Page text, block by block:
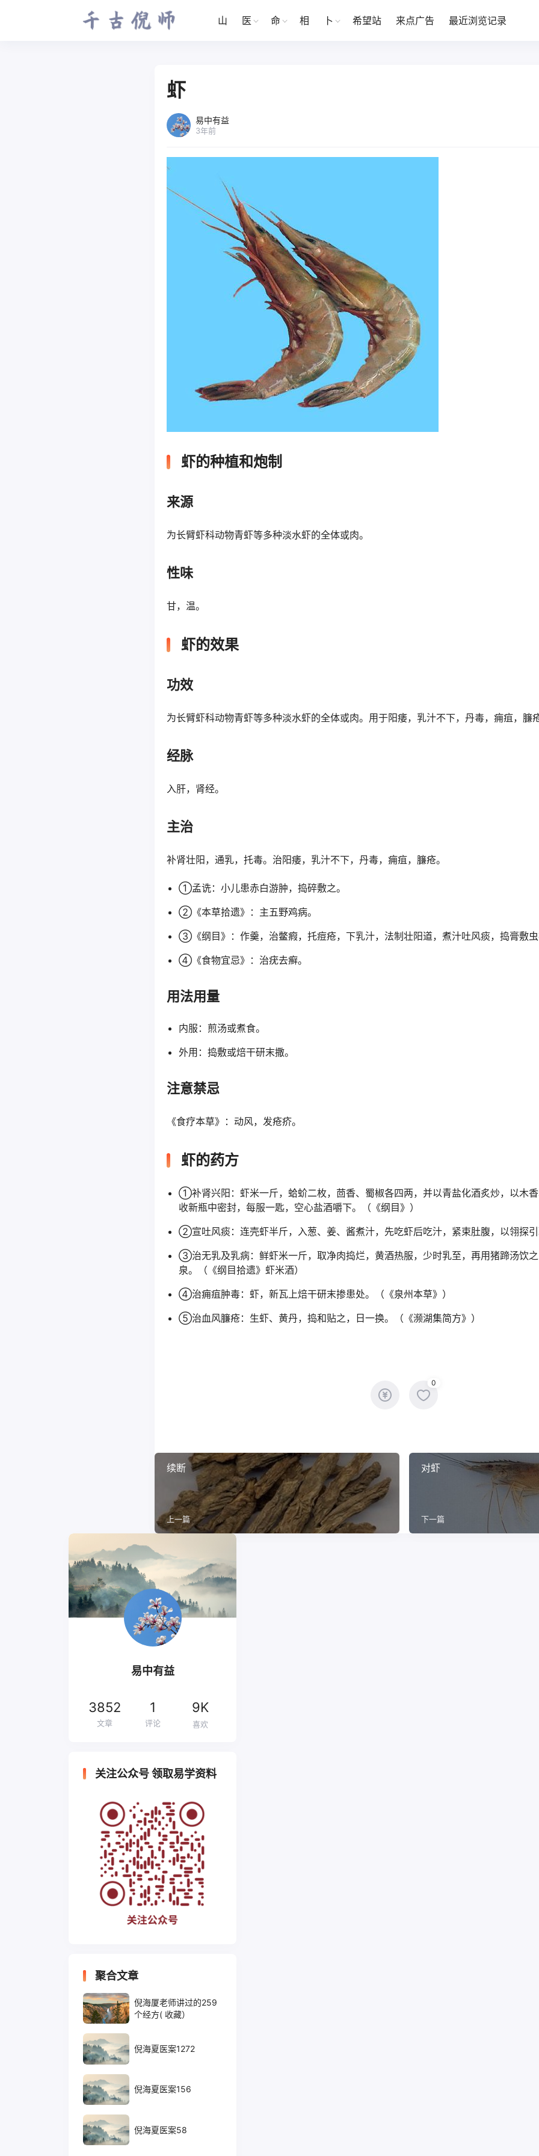
山 医 命 相 卜 希望站 来点广告 最近浏览记录
虾
易中有益
3年前
虾的种植和炮制
来源
为长臂虾科动物青虾等多种淡水虾的全体或肉。
性味
甘，温。
虾的效果
功效
为长臂虾科动物青虾等多种淡水虾的全体或肉。用于阳痿，乳汁不下，丹毒，痈疽，臁
经脉
入肝，肾经。
主治
补肾壮阳，通乳，托毒。治阳痿，乳汁不下，丹毒，痈疽，臁疮。
①孟诜：小儿患赤白游肿，捣碎敷之。
②《本草拾遗》：主五野鸡病。
③《纲目》：作羹，治鳖瘕，托痘疮，下乳汁，法制壮阳道，煮汁吐风痰，捣膏敷
④《食物宜忌》：治疣去癣。
用法用量
内服：煎汤或煮食。
外用：捣敷或焙干研末撒。
注意禁忌
《食疗本草》：动风，发疮疥。
虾的药方
①补肾兴阳：虾米一斤，蛤蚧二枚，茴香、蜀椒各四两，并以青盐化酒炙炒，以木
收新瓶中密封，每服一匙，空心盐酒嚼下。（《纲目》）
②宣吐风痰：连壳虾半斤，入葱、姜、酱煮汁，先吃虾后吃汁，紧束肚腹，以翎探
③治无乳及乳病：鲜虾米一斤，取净肉捣烂，黄酒热服，少时乳至，再用猪蹄汤饮
泉。（《纲目拾遗》虾米酒）
④治痈疽肿毒：虾，新瓦上焙干研末掺患处。（《泉州本草》）
⑤治血风臁疮：生虾、黄丹，捣和贴之，日一换。（《濒湖集简方》）
0
续断
上一篇
对虾
下一篇
易中有益
3852
文章
1
评论
9K
喜欢
关注公众号 领取易学资料
聚合文章
倪海厦老师讲过的259
个经方( 收藏）
倪海夏医案1272
倪海夏医案156
倪海夏医案58